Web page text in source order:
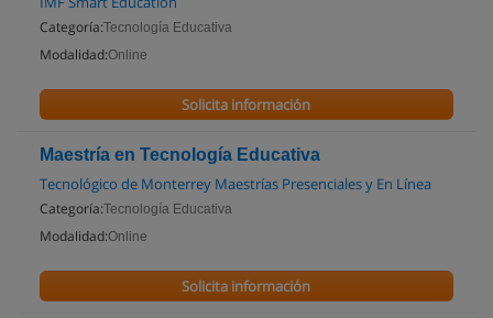
Categoría:Tecnología Educativa
Modalidad:Online
Solicita información
Maestría en Tecnología Educativa
Tecnológico de Monterrey Maestrías Presenciales y En Línea
Categoría:Tecnología Educativa
Modalidad:Online
Solicita información